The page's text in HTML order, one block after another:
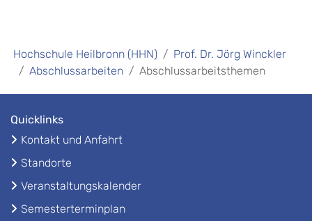
Hochschule Heilbronn (HHN)
Prof. Dr. Jörg Winckler
Abschlussarbeiten
Abschlussarbeitsthemen
Quicklinks
Kontakt und Anfahrt
Standorte
Veranstaltungskalender
Semesterterminplan